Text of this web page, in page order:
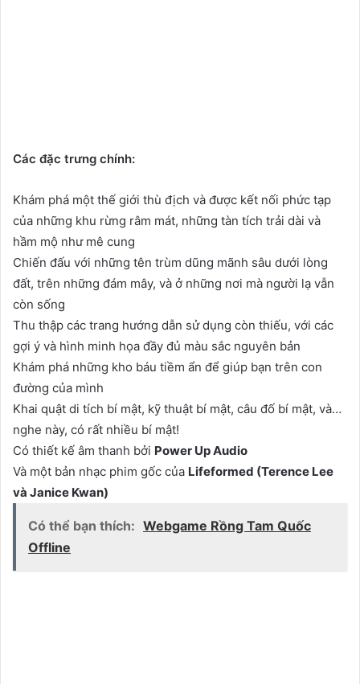
Các đặc trưng chính:
Khám phá một thế giới thù địch và được kết nối phức tạp
của những khu rừng râm mát, những tàn tích trải dài và
hầm mộ như mê cung
Chiến đấu với những tên trùm dũng mãnh sâu dưới lòng
đất, trên những đám mây, và ở những nơi mà người lạ vẫn
còn sống
Thu thập các trang hướng dẫn sử dụng còn thiếu, với các
gợi ý và hình minh họa đầy đủ màu sắc nguyên bản
Khám phá những kho báu tiềm ẩn để giúp bạn trên con
đường của mình
Khai quật di tích bí mật, kỹ thuật bí mật, câu đố bí mật, và…
nghe này, có rất nhiều bí mật!
Có thiết kế âm thanh bởi Power Up Audio
Và một bản nhạc phim gốc của Lifeformed (Terence Lee
và Janice Kwan)
Có thể bạn thích: Webgame Rồng Tam Quốc
Offline